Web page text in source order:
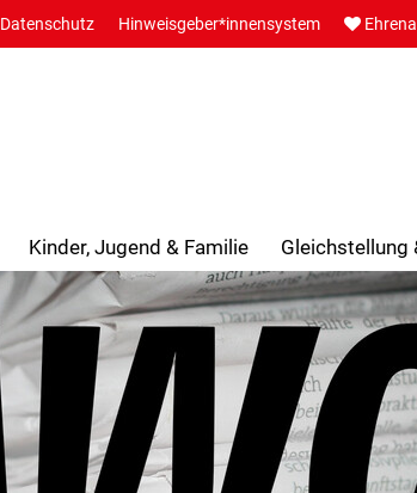
Datenschutz Hinweisgeber*innensystem
Kinder, Jugend & Familie Gleichstellung